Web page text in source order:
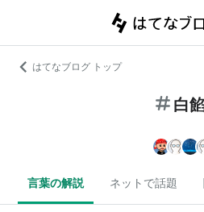
はてなブログ トップ
白
言葉の解説 ネットで話題